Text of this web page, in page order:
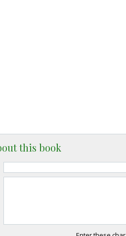
this book